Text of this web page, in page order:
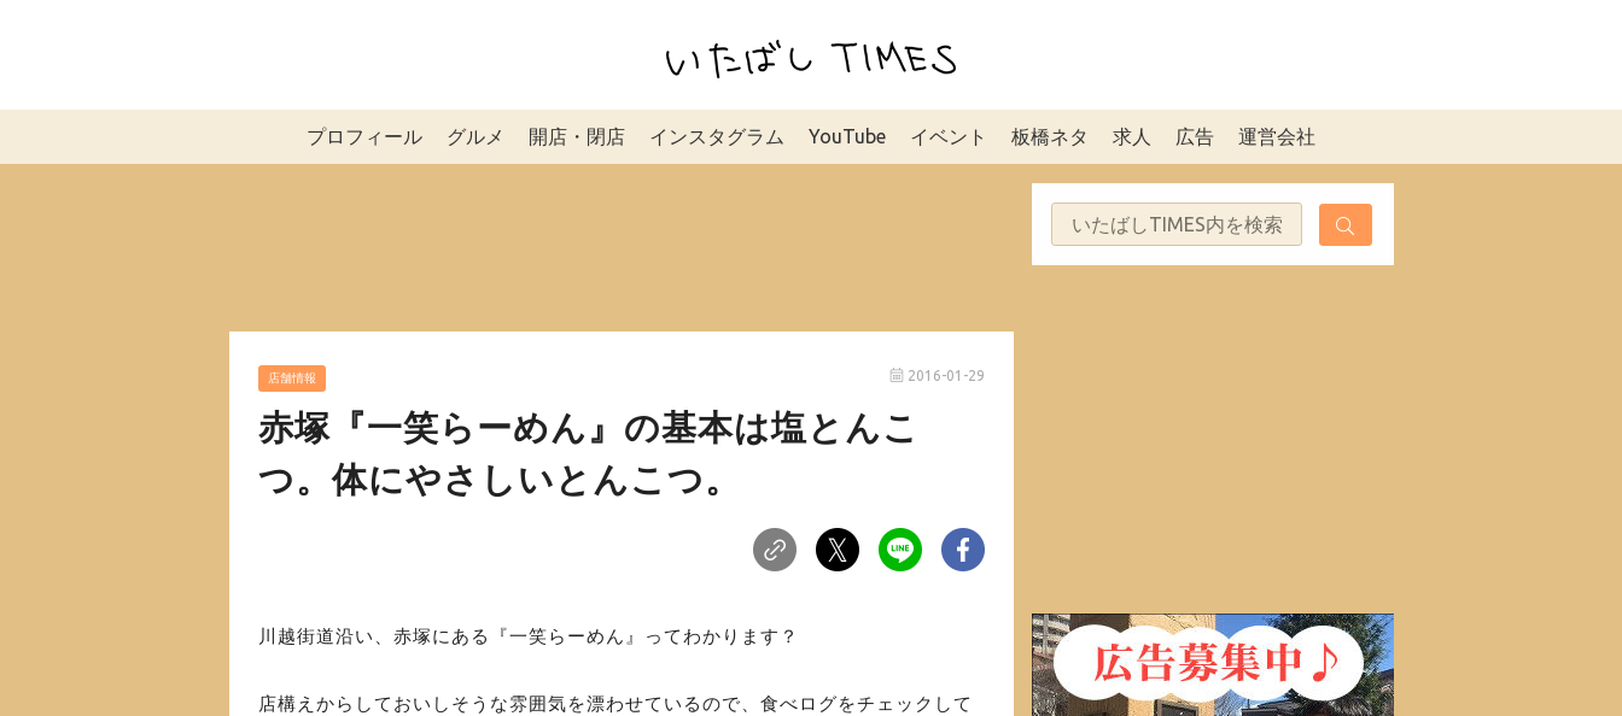
プロフィール グルメ 開店・閉店 インスタグラム YouTube イベント 板橋ネタ 求人 広告 運営会社
店舗情報 2016-01-29
赤塚『一笑らーめん』の基本は塩とんこ
つ。体にやさしいとんこつ。
川越街道沿い、赤塚にある『一笑らーめん』ってわかります？
店構えからしておいしそうな雰囲気を漂わせているので、食べログをチェックして